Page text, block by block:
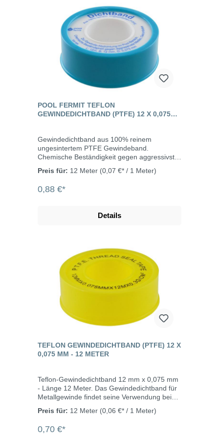
bis 25 Minuten bei 20°CVollständige
Aushärtung: 3 Stunden bei
20°CTemperaturbeständigkeit: 120°C bei
Dauerbelastung, 150°C bei Spitzenbelastung
POOL FERMIT TEFLON
GEWINDEDICHTBAND (PTFE) 12 X 0,075
Gewindedichtband aus 100% reinem
ungesintertem PTFE Gewindeband.
Chemische Beständigkeit gegen aggressivste
Enthält kein Öl und Fett. Verhindert das
selbst bei Stahlschrauben in Aluminium).
-240°C bis +260°CDruck: 20 bar. Bei
brennbar, nicht entzündbar kein Verfallsdatum
resistent gegen Pilzbefall quillt nicht
Preis für: 12 Meter (0,07 €* / 1 Meter)
0,88 €*
Details
TEFLON GEWINDEDICHTBAND (PTFE) 12 X
0,075 MM - 12 METER
Teflon-Gewindedichtband 12 mm x 0,075 mm
- Länge 12 Meter. Das Gewindedichtband für
Metallgewinde findet seine Verwendung bei
Kalt- und Warmwasserbereich.Nicht DVGW
Preis für: 12 Meter (0,06 €* / 1 Meter)
0,70 €*